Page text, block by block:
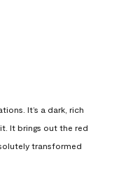
It’s a dark, rich
It brings out the red
transformed